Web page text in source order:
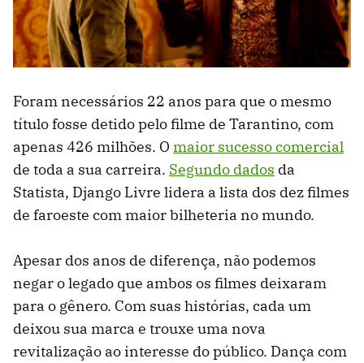
Foram necessários 22 anos para que o mesmo
título fosse detido pelo filme de Tarantino, com
apenas 426 milhões. O maior sucesso comercial
de toda a sua carreira. Segundo dados da
Statista, Django Livre lidera a lista dos dez filmes
de faroeste com maior bilheteria no mundo.
Apesar dos anos de diferença, não podemos
negar o legado que ambos os filmes deixaram
para o gênero. Com suas histórias, cada um
deixou sua marca e trouxe uma nova
revitalização ao interesse do público. Dança com